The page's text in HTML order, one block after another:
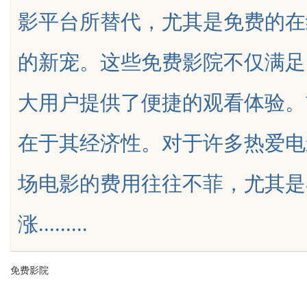
uz
影平台所替代，尤其是免费的
的新宠。这些免费影院不仅满
大用户提供了便捷的观看体验
在于其经济性。对于许多热爱
场电影的费用往往不菲，尤其
涨.........
免费影院